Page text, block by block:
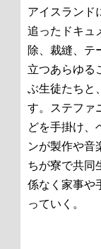
アイスランド
追ったドキュ
除、裁縫、テ
立つあらゆる
ぶ生徒たちと
す。ステファ
どを手掛け、
ンが製作や音
ちが寮で共同
係なく家事や
っていく。